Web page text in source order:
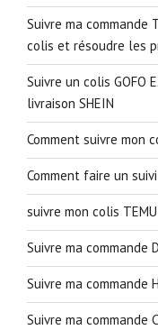
Suivre ma commande
colis et résoudre les
Suivre un colis GOFO
livraison SHEIN
Comment suivre mon
Comment faire un
suivre mon colis
Suivre ma commande
Suivre ma commande
Suivre ma commande